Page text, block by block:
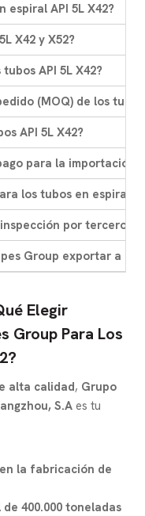
espiral API 5L X42?
X42 y X52?
API 5L X42?
(MOQ) de los tubos
API 5L X42?
para la importación
los tubos en espiral
por terceros?
Group exportar a mi
Elegir
Group Para Los
alta calidad, Grupo
S.A es tu
la fabricación de
400.000 toneladas